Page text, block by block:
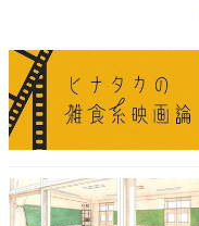
・メゾピアノ
・エンジェルブルー
・デイジーラヴァーズ